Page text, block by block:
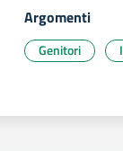
Argomenti
Genitori